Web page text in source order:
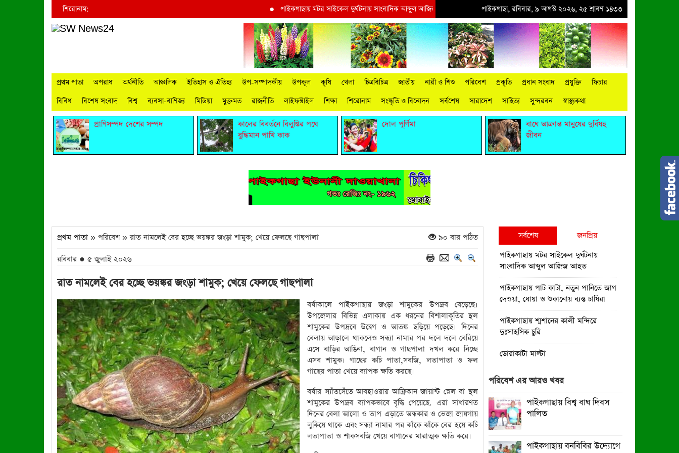
শিরোনাম: পাইকগাছায় মটর সাইকেল দুর্ঘটনায় সাংবাদিক আব্দুল আজিজ আহত পাইকগাছায় পাট কাটা, নতুন পানিতে জাগ দেওয়া, ধোয়া ও শুকানোয় ব্যস্ত চাষিরা
পাইকগাছা, রবিবার, ৯ আগস্ট ২০২৬, ২৫ শ্রাবণ ১৪৩৩
প্রথম পাতা অপরাধ অর্থনীতি আঞ্চলিক ইতিহাস ও ঐতিহ্য উপ-সম্পাদকীয় উপকূল কৃষি খেলা চিত্রবিচিত্র জাতীয় নারী ও শিশু পরিবেশ প্রকৃতি প্রধান সংবাদ প্রযুক্তি
ফিচার
বিবিধ
বিশেষ সংবাদ বিশ্ব ব্যবসা-বাণিজ্য মিডিয়া মুক্তমত রাজনীতি লাইফস্টাইল শিক্ষা শিরোনাম সংস্কৃতি ও বিনোদন সর্বশেষ সারাদেশ সাহিত্য সুন্দরবন স্বাস্থ্যকথা
প্রাণিসম্পদ দেশের সম্পদ
কালের বিবর্তনে বিলুপ্তির পথে
বুদ্ধিমান পাখি কাক
দোল পূর্ণিমা
বাঘে আক্রান্ত মানুষের দুর্বিষহ
জীবন
প্রথম পাতা » পরিবেশ » রাত নামলেই বের হচ্ছে ভয়ঙ্কর জংড়া শামুক; খেয়ে ফেলছে গাছপালা ৯০ বার পঠিত
রবিবার ● ৫ জুলাই ২০২৬
রাত নামলেই বের হচ্ছে ভয়ঙ্কর জংড়া শামুক; খেয়ে ফেলছে গাছপালা
বর্ষাকালে পাইকগাছায় জংড়া শামুকের উপদ্রব বেড়েছে।
উপজেলার বিভিন্ন এলাকায় এক ধরনের বিশালাকৃতির স্থল
শামুকের উপদ্রবে উদ্বেগ ও আতঙ্ক ছড়িয়ে পড়েছে। দিনের
বেলায় আড়ালে থাকলেও সন্ধ্যা নামার পর দলে দলে বেরিয়ে
এসে বাড়ির আঙিনা, বাগান ও গাছপালা দখল করে নিচ্ছে
এসব শামুক। গাছের কচি পাতা,সবজি, লতাপাতা ও ফল
গাছের পাতা খেয়ে ব্যাপক ক্ষতি করছে।
বর্ষার স্যাঁতসেঁতে আবহাওয়ায় আফ্রিকান জায়ান্ট স্নেল বা স্থল
শামুকের উপদ্রব ব্যাপকভাবে বৃদ্ধি পেয়েছে. এরা সাধারণত
দিনের বেলা আলো ও তাপ এড়াতে অন্ধকার ও ভেজা জায়গায়
লুকিয়ে থাকে এবং সন্ধ্যা নামার পর ঝাঁকে ঝাঁকে বের হয়ে কচি
লতাপাতা ও শাকসবজি খেয়ে বাগানের মারাত্মক ক্ষতি করে।
সর্বশেষ
জনপ্রিয়
পাইকগাছায় মটর সাইকেল দুর্ঘটনায়
সাংবাদিক আব্দুল আজিজ আহত
পাইকগাছায় পাট কাটা, নতুন পানিতে জাগ
দেওয়া, ধোয়া ও শুকানোয় ব্যস্ত চাষিরা
পাইকগাছায় শ্মশানের কালী মন্দিরে
দুঃসাহসিক চুরি
ডোরাকাটা মাল্টা
পাইকগাছায় নার্সারীতে গুটি কলম তৈরিতে
ব্যস্ত শ্রমিক
বিশ্ব জুড়ে আদিবাসী জনগোষ্ঠী ক্রমাগত
ঝুঁকিতে
নিত্য প্রয়োজনীয় দ্রব্যমূল্যের উর্ধ্বগতির
পরিবেশ এর আরও খবর
পাইকগাছায় বিশ্ব বাঘ দিবস
পালিত
পাইকগাছায় বনবিবির উদ্যোগে